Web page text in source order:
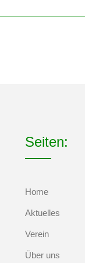
Seiten:
Home
Aktuelles
Verein
Über uns